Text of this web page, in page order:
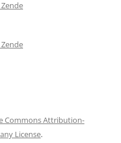
Commons Attribution-
License.